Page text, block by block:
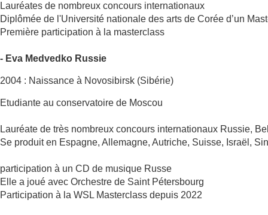
Lauréates de nombreux concours internationaux
Diplômée de l'Université nationale des arts de Corée d’un
Première participation à la masterclass
- Eva Medvedko Russie
2004 : Naissance à Novosibirsk (Sibérie)
Etudiante au conservatoire de Moscou
Lauréate de très nombreux concours internationaux Russie,
Se produit en Espagne, Allemagne, Autriche, Suisse, Israël,
participation à un CD de musique Russe
Elle a joué avec Orchestre de Saint Pétersbourg
Participation à la WSL Masterclass depuis 2022